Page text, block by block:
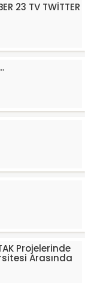
23 TV TWİTTER
Projelerinde
Arasında